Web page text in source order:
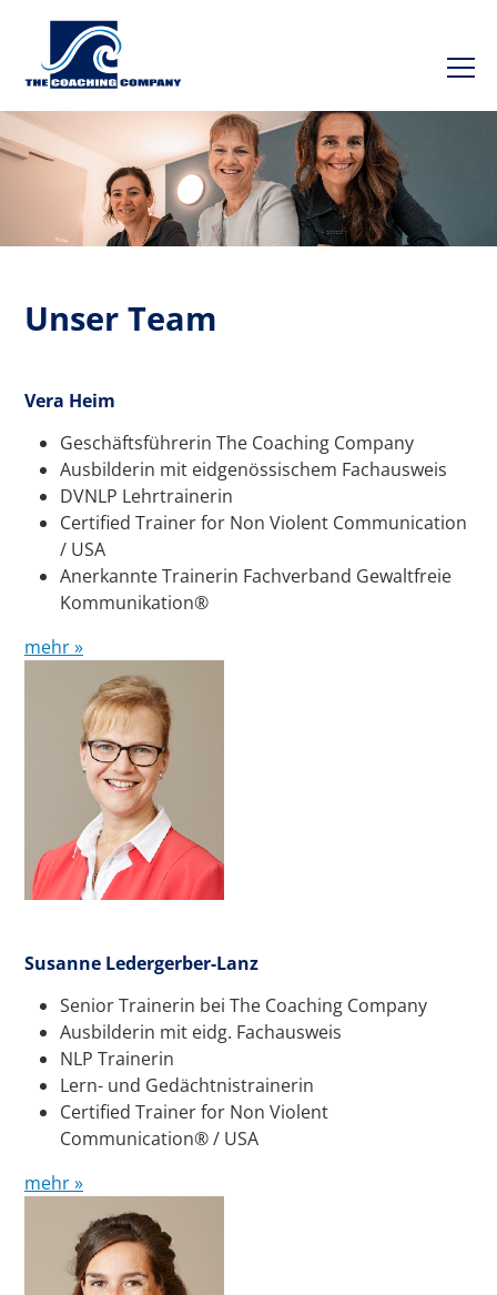
Unser Team
Vera Heim
Geschäftsführerin The Coaching Company
Ausbilderin mit eidgenössischem Fachausweis
DVNLP Lehrtrainerin
Certified Trainer for Non Violent Communication
/ USA
Anerkannte Trainerin Fachverband Gewaltfreie
Kommunikation®
mehr »
Susanne Ledergerber-Lanz
Senior Trainerin bei The Coaching Company
Ausbilderin mit eidg. Fachausweis
NLP Trainerin
Lern- und Gedächtnistrainerin
Certified Trainer for Non Violent
Communication® / USA
mehr »